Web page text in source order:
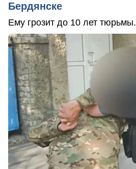
Бердянске
Ему грозит до 10 лет тюрьмы.